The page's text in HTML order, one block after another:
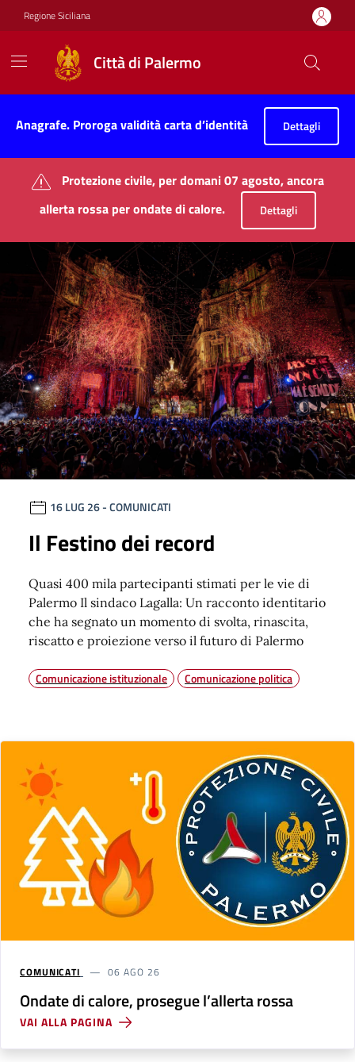
Vai ai contenuti
Vai al footer
Regione Siciliana
Città di Palermo
Città di Palermo
Contenuti in evidenza
Anagrafe. Proroga validità carta d’identità Dettagli
Protezione civile, per domani 07 agosto, ancora
allerta rossa per ondate di calore.
Dettagli
Novità in evidenza
16 LUG 26- COMUNICATI
Il Festino dei record
Quasi 400 mila partecipanti stimati per le vie di
Palermo Il sindaco Lagalla: Un racconto identitario
che ha segnato un momento di svolta, rinascita,
riscatto e proiezione verso il futuro di Palermo
Comunicazione istituzionale Comunicazione politica
COMUNICATI 06 AGO 26
Ondate di calore, prosegue l’allerta rossa
VAI ALLA PAGINA